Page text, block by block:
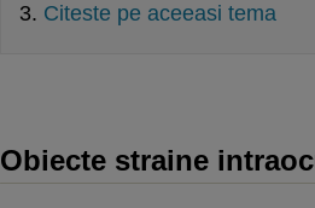
Citeste pe aceeasi tema
Obiecte straine